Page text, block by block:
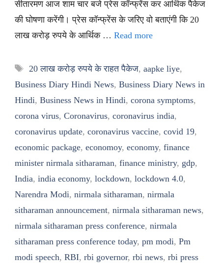
सीतारमण आज शाम चार बजे प्रेस कॉन्फ्रेंस कर आर्थिक पैकेज
की घोषणा करेंगी। प्रेस कॉन्फ्रेंस के जरिए वो बताएंगी कि 20
लाख करोड़ रुपये के आर्थिक … Read more
Tags
20 लाख करोड़ रुपये के राहत पैकेज, aapke liye,
Business Diary Hindi News, Business Diary News in
Hindi, Business News in Hindi, corona symptoms,
corona virus, Coronavirus, coronavirus india,
coronavirus update, coronavirus vaccine, covid 19,
economic package, economoy, economy, finance
minister nirmala sitharaman, finance ministry, gdp,
India, india economy, lockdown, lockdown 4.0,
Narendra Modi, nirmala sitharaman, nirmala
sitharaman announcement, nirmala sitharaman news,
nirmala sitharaman press conference, nirmala
sitharaman press conference today, pm modi, Pm
modi speech, RBI, rbi governor, rbi news, rbi press